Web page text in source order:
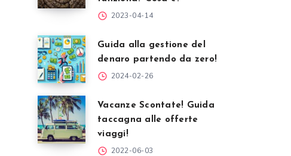
2023-04-14
Guida alla gestione del
denaro partendo da zero!
2024-02-26
Vacanze Scontate! Guida
taccagna alle offerte
viaggi!
2022-06-03